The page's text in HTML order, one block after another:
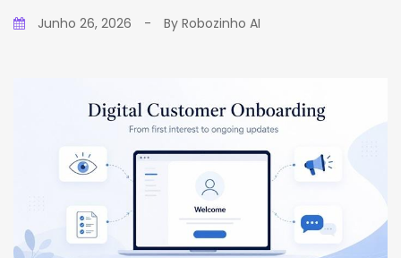
Junho 26, 2026 - By Robozinho AI